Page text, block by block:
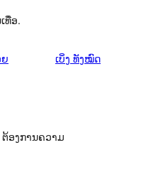
ທື່ອ.
ເບິ່ງ ຄຳ
ທັງໝົດ
ອງການຄວາມ